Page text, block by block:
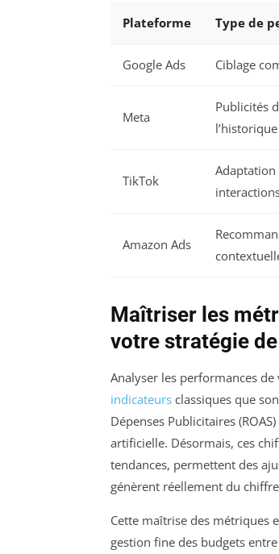
Plateforme Type de
Google Ads Ciblage
Meta
Publicités
l’historique
TikTok
Adaptation
Amazon Ads
Maîtriser les
votre stratégie
Analyser les performances
indicateurs classiques que
Dépenses Publicitaires
artificielle. Désormais, ces
tendances, permettent des
génèrent réellement du chiffre
Cette maîtrise des métriques
gestion fine des budgets